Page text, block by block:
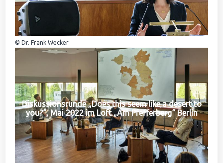
© Dr. Frank Wecker
Diskussionsrunde „Does this seem like a desert to
you?“, Mai 2022 im Loft „Am Pfefferberg“ Berlin